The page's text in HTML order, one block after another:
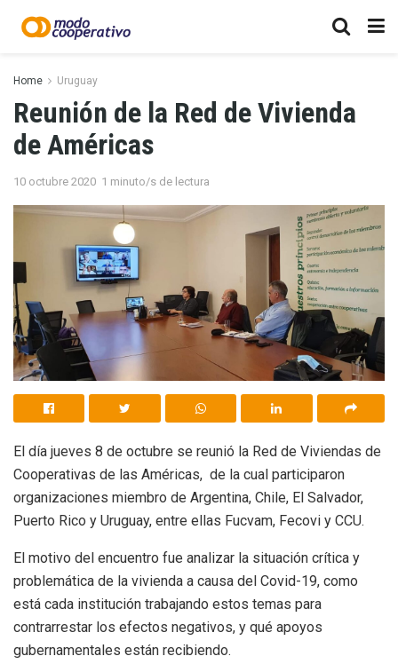
Home Uruguay
Reunión de la Red de Vivienda
de Américas
10 octubre 2020 1 minuto/s de lectura
El día jueves 8 de octubre se reunió la Red de Viviendas de
Cooperativas de las Américas, de la cual participaron
organizaciones miembro de Argentina, Chile, El Salvador,
Puerto Rico y Uruguay, entre ellas Fucvam, Fecovi y CCU.
El motivo del encuentro fue analizar la situación crítica y
problemática de la vivienda a causa del Covid-19, como
está cada institución trabajando estos temas para
contrarrestar los efectos negativos, y qué apoyos
gubernamentales están recibiendo.